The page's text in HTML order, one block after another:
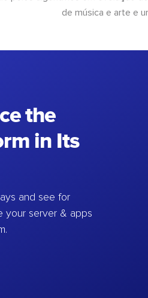
de música e arte e
the
in Its
and see for
your server & apps